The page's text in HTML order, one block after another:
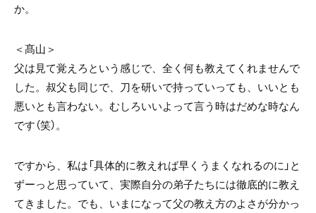
か。
＜髙山＞
父は見て覚えろという感じで、全く何も教えてくれませんで
した。叔父も同じで、刀を研いで持っていっても、いいとも
悪いとも言わない。むしろいいよって言う時はだめな時なん
です（笑）。
ですから、私は「具体的に教えれば早くうまくなれるのに」と
ずーっと思っていて、実際自分の弟子たちには徹底的に教え
てきました。でも、いまになって父の教え方のよさが分かっ